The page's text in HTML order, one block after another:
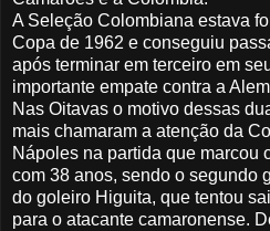
A Seleção Colombiana estava
Copa de 1962 e conseguiu
após terminar em terceiro em
importante empate contra a
Nas Oitavas o motivo dessas
mais chamaram a atenção da
Nápoles na partida que marcou
com 38 anos, sendo o segundo
do goleiro Higuita, que tentou
para o atacante camaronense.